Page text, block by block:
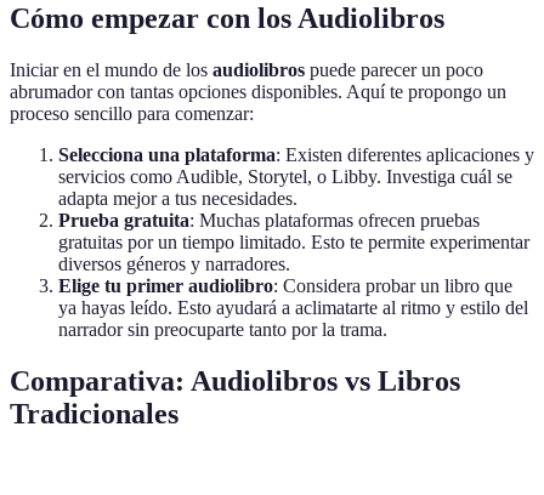
Cómo empezar con los Audiolibros
Iniciar en el mundo de los audiolibros puede parecer un poco
abrumador con tantas opciones disponibles. Aquí te propongo un
proceso sencillo para comenzar:
Selecciona una plataforma: Existen diferentes aplicaciones y
servicios como Audible, Storytel, o Libby. Investiga cuál se
adapta mejor a tus necesidades.
Prueba gratuita: Muchas plataformas ofrecen pruebas
gratuitas por un tiempo limitado. Esto te permite experimentar
diversos géneros y narradores.
Elige tu primer audiolibro: Considera probar un libro que
ya hayas leído. Esto ayudará a aclimatarte al ritmo y estilo del
narrador sin preocuparte tanto por la trama.
Comparativa: Audiolibros vs Libros
Tradicionales